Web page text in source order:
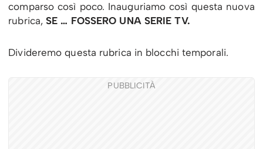
comparso così poco. Inauguriamo così questa nuova
rubrica,SE … FOSSERO UNA SERIE TV.
Divideremo questa rubrica in blocchi temporali.
PUBBLICITÀ